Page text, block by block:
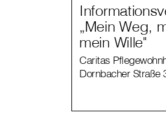
„Mein Weg,
mein Wille"
Caritas
Dornbacher Straße